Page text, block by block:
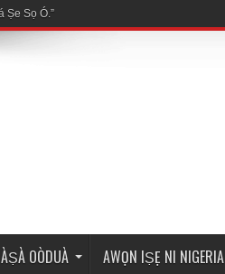
ÀṢÀ OÒDUÀ AWỌN IṢẸ NI NIGERIA